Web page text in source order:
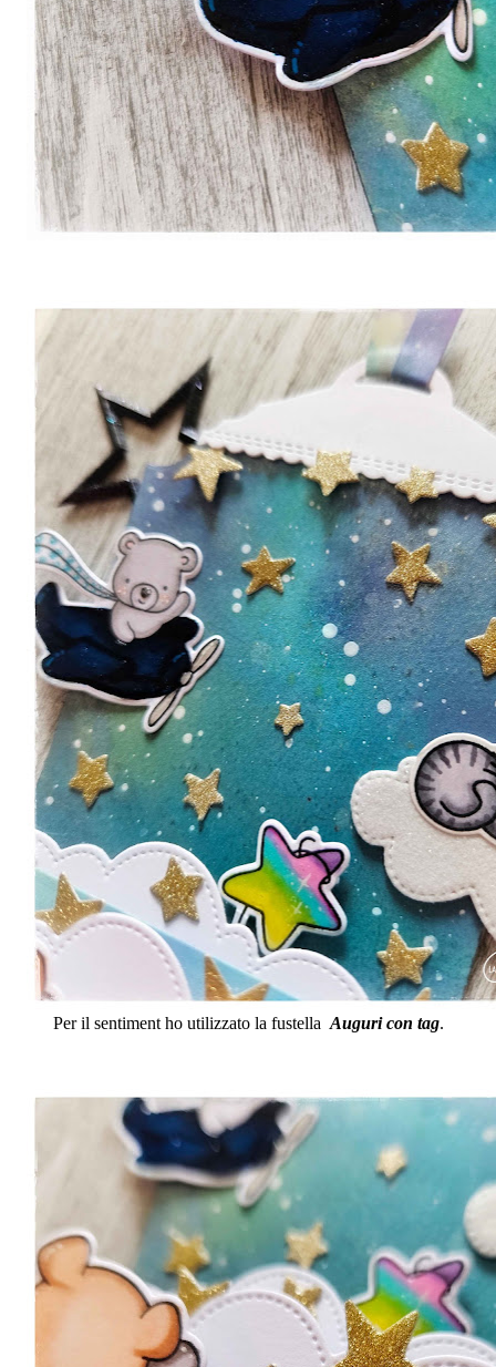
Per il sentiment ho utilizzato la fustella Auguri con tag.